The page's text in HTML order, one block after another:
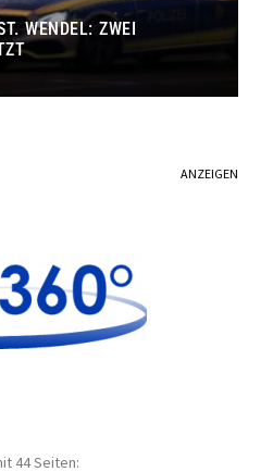
WENDEL: ZWEI
ANZEIGEN
44 Seiten: